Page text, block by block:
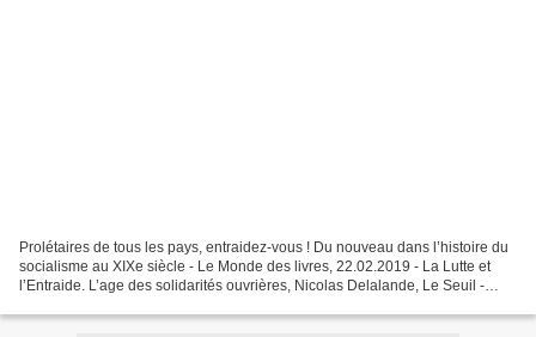
Prolétaires de tous les pays, entraidez-vous ! Du nouveau dans l’histoire du
socialisme au XIXe siècle - Le Monde des livres, 22.02.2019 - La Lutte et
l’Entraide. L’age des solidarités ouvrières, Nicolas Delalande, Le Seuil -